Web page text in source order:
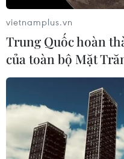
vietnamplus.vn
Trung Quốc hoàn
của toàn bộ Mặt